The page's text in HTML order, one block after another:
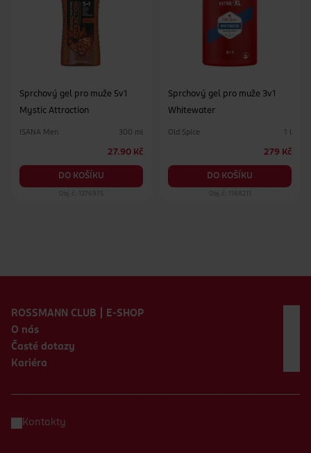
Sprchový gel pro muže 5v1
Mystic Attraction
ISANA Men 300 ml
27.90 Kč
DO KOŠÍKU
Obj. č.: 1376975
Sprchový gel pro muže 3v1
Whitewater
Old Spice 1 l
279 Kč
DO KOŠÍKU
Obj. č.: 1168211
ROSSMANN CLUB | E-SHOP
O nás
Časté dotazy
Kariéra
Kontakty